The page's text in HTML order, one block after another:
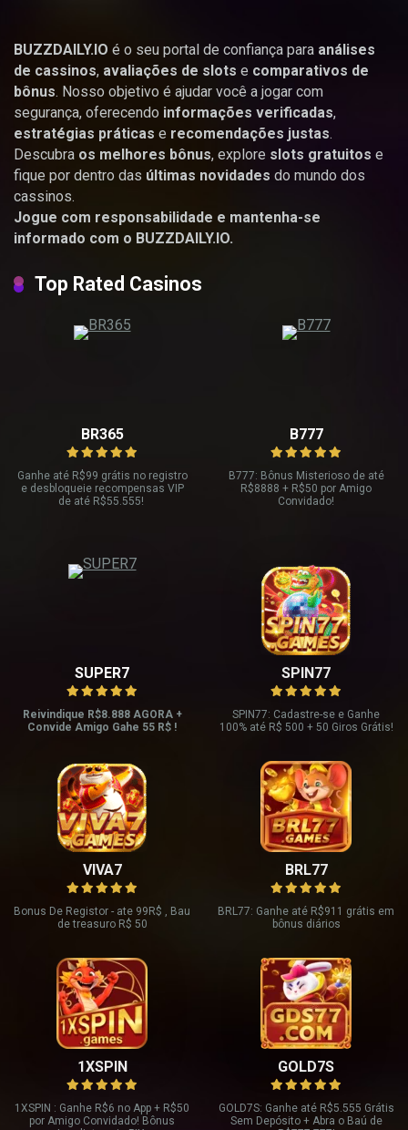
BUZZDAILY.IO é o seu portal de confiança para análises
de cassinos, avaliações de slots e comparativos de
bônus. Nosso objetivo é ajudar você a jogar com
segurança, oferecendo informações verificadas,
estratégias práticas e recomendações justas.
Descubra os melhores bônus, explore slots gratuitos e
fique por dentro das últimas novidades do mundo dos
cassinos.
Jogue com responsabilidade e mantenha-se
informado com o BUZZDAILY.IO.
Top Rated Casinos
BR365
Ganhe até R$99 grátis no registro
e desbloqueie recompensas VIP
de até R$55.555!
B777
B777: Bônus Misterioso de até
R$8888 + R$50 por Amigo
Convidado!
SUPER7
Reivindique R$8.888 AGORA +
Convide Amigo Gahe 55 R$ !
SPIN77
SPIN77: Cadastre-se e Ganhe
100% até R$ 500 + 50 Giros Grátis!
VIVA7
Bonus De Registor - ate 99R$ , Bau
de treasuro R$ 50
BRL77
BRL77: Ganhe até R$911 grátis em
bônus diários
1XSPIN
1XSPIN : Ganhe R$6 no App + R$50
por Amigo Convidado! Bônus
GOLD7S
GOLD7S: Ganhe até R$5.555 Grátis
Sem Depósito + Abra o Baú de